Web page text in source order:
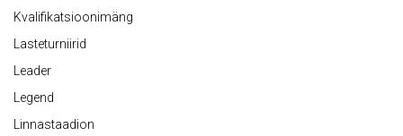
Kvalifikatsioonimäng
Lasteturniirid
Leader
Legend
Linnastaadion